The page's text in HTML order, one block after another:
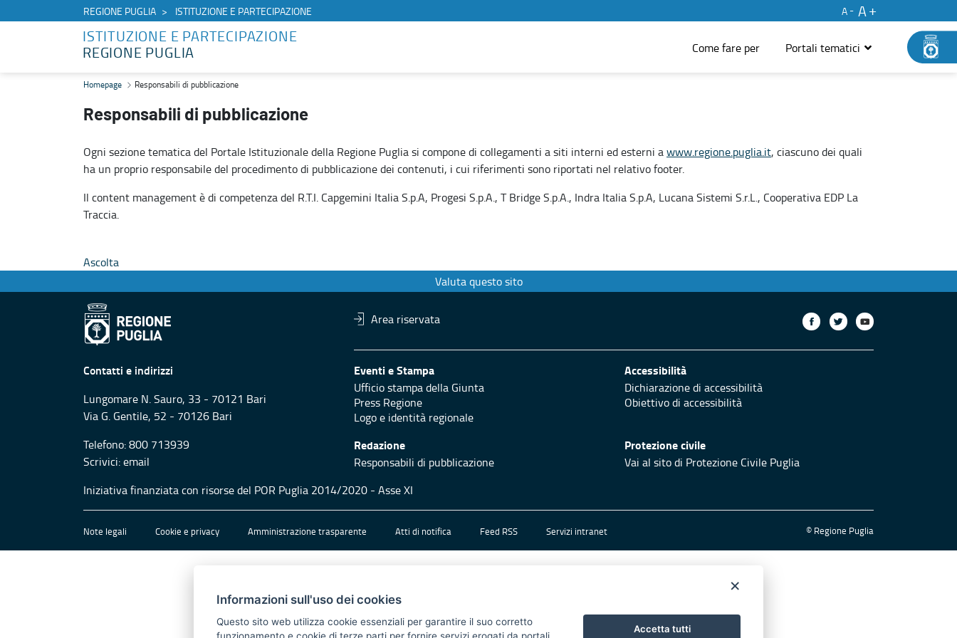
REGIONE PUGLIA ISTITUZIONE E PARTECIPAZIONE A
A
ISTITUZIONE E PARTECIPAZIONE
REGIONE PUGLIA
Come fare per Portali tematici
Responsabili di pubblicazione - Istituzione e partecipazione
Homepage Responsabili di pubblicazione
Responsabili di pubblicazione
Ogni sezione tematica del Portale Istituzionale della Regione Puglia si compone di collegamenti a siti interni ed esterni awww.regione.puglia.it, ciascuno dei quali
ha un proprio responsabile del procedimento di pubblicazione dei contenuti, i cui riferimenti sono riportati nel relativo footer.
Il content management è di competenza del R.T.I. Capgemini Italia S.p.A, Progesi S.p.A., T Bridge S.p.A., Indra Italia S.p.A, Lucana Sistemi S.r.L., Cooperativa EDP La
Traccia.
Ascolta
Valuta questo sito
Area riservata
Contatti e indirizzi
Lungomare N. Sauro, 33 - 70121 Bari
Via G. Gentile, 52 - 70126 Bari
Telefono: 800 713939
Scrivici:email
Eventi e Stampa
Ufficio stampa della Giunta
Press Regione
Logo e identità regionale
Accessibilità
Dichiarazione di accessibilità
Obiettivo di accessibilità
Redazione
Responsabili di pubblicazione
Protezione civile
Vai al sito di Protezione Civile Puglia
Iniziativa finanziata con risorse del POR Puglia 2014/2020 - Asse XI
Note legali Cookie e privacy Amministrazione trasparente Atti di notifica Feed RSS Servizi intranet © Regione Puglia
×
Informazioni sull'uso dei cookies
Questo sito web utilizza cookie essenziali per garantire il suo corretto
Accetta tutti